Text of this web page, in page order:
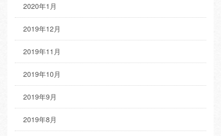
2020年1月
2019年12月
2019年11月
2019年10月
2019年9月
2019年8月